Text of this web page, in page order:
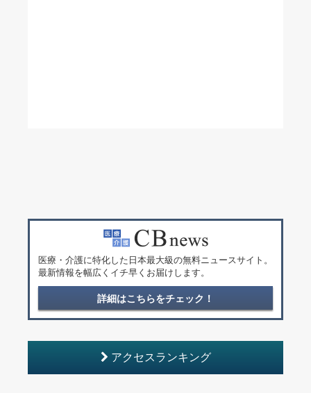
医療・介護に特化した日本最大級の無料ニュースサイト。
最新情報を幅広くイチ早くお届けします。
詳細はこちらをチェック！
アクセスランキング